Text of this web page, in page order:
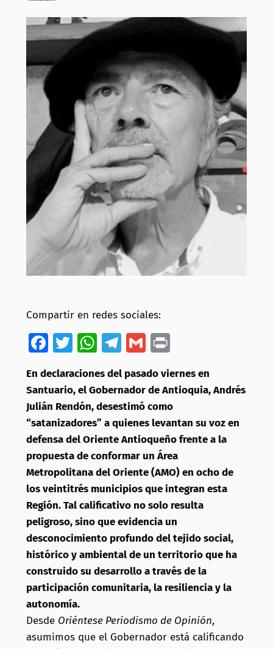
Compartir en redes sociales:
Facebook
Twitter
WhatsApp
Telegram
GmailPrint
En declaraciones del pasado viernes en
Santuario, el Gobernador de Antioquia, Andrés
Julián Rendón, desestimó como
“satanizadores” a quienes levantan su voz en
defensa del Oriente Antioqueño frente a la
propuesta de conformar un Área
Metropolitana del Oriente (AMO) en ocho de
los veintitrés municipios que integran esta
Región. Tal calificativo no solo resulta
peligroso, sino que evidencia un
desconocimiento profundo del tejido social,
histórico y ambiental de un territorio que ha
construido su desarrollo a través de la
participación comunitaria, la resiliencia y la
autonomía.
Desde Oriéntese Periodismo de Opinión,
asumimos que el Gobernador está calificando